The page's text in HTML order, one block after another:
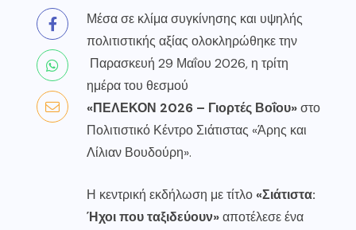
Μέσα σε κλίμα συγκίνησης και υψηλής
πολιτιστικής αξίας ολοκληρώθηκε την
Παρασκευή 29 Μαΐου 2026, η τρίτη
ημέρα του θεσμού
«ΠΕΛΕΚΟΝ 2026 – Γιορτές Βοΐου»στο
Πολιτιστικό Κέντρο Σιάτιστας «Άρης και
Λίλιαν Βουδούρη».
Η κεντρική εκδήλωση με τίτλο«Σιάτιστα:
Ήχοι που ταξιδεύουν»αποτέλεσε ένα